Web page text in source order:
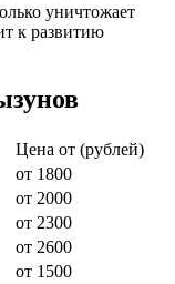
уничтожает
к развитию
Цена от (рублей)
от 1800
от 2000
от 2300
от 2600
от 1500